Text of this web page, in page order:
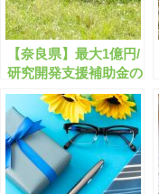
【奈良県】最大1億円/
研究開発支援補助金の
申請サポートはこち
ら！